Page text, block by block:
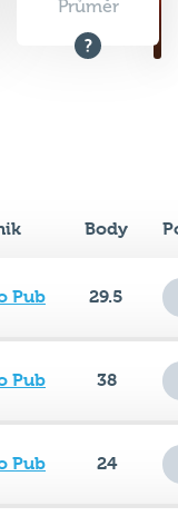
Průměr
Body
Pub 29.5
Pub 38
Pub 24